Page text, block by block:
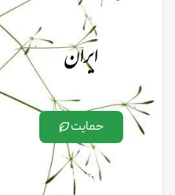
ایران
حمایت